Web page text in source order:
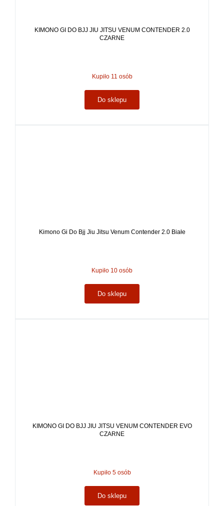
KIMONO GI DO BJJ JIU JITSU VENUM CONTENDER 2.0
CZARNE
Kupiło 11 osób
Do sklepu
Kimono Gi Do Bjj Jiu Jitsu Venum Contender 2.0 Białe
Kupiło 10 osób
Do sklepu
KIMONO GI DO BJJ JIU JITSU VENUM CONTENDER EVO
CZARNE
Kupiło 5 osób
Do sklepu